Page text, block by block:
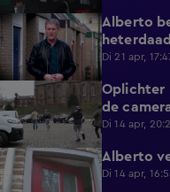
1:08
Alberto
heterdaad
Di 21 apr,
0:47
Oplichter
de
Di 14 apr,
0:52 Alberto
Di 14 apr,